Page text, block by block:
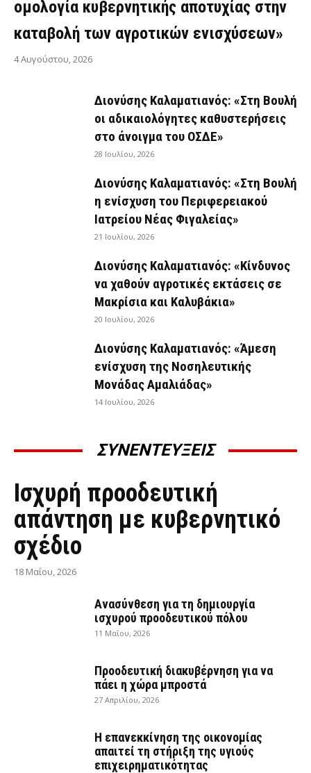
ομολογία κυβερνητικής αποτυχίας στην
καταβολή των αγροτικών ενισχύσεων»
4 Αυγούστου, 2026
Διονύσης Καλαματιανός: «Στη Βουλή
οι αδικαιολόγητες καθυστερήσεις
στο άνοιγμα του ΟΣΔΕ»
28 Ιουλίου, 2026
Διονύσης Καλαματιανός: «Στη Βουλή
η ενίσχυση του Περιφερειακού
Ιατρείου Νέας Φιγαλείας»
21 Ιουλίου, 2026
Διονύσης Καλαματιανός: «Κίνδυνος
να χαθούν αγροτικές εκτάσεις σε
Μακρίσια και Καλυβάκια»
20 Ιουλίου, 2026
Διονύσης Καλαματιανός: «Άμεση
ενίσχυση της Νοσηλευτικής
Μονάδας Αμαλιάδας»
14 Ιουλίου, 2026
ΣΥΝΕΝΤΕΥΞΕΙΣ
ΣΥΝΕΝΤΕΎΞΕΙΣ
Ισχυρή προοδευτική
απάντηση με κυβερνητικό
σχέδιο
18 Μαΐου, 2026
Ανασύνθεση για τη δημιουργία
ισχυρού προοδευτικού πόλου
11 Μαΐου, 2026
Προοδευτική διακυβέρνηση για να
πάει η χώρα μπροστά
27 Απριλίου, 2026
Η επανεκκίνηση της οικονομίας
απαιτεί τη στήριξη της υγιούς
επιχειρηματικότητας